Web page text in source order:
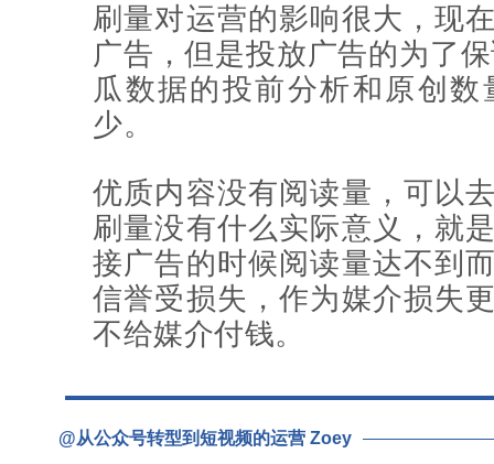
刷量对运营的影响很大，现
广告，但是投放广告的为了
瓜数据的投前分析和原创
少。
优质内容没有阅读量，可以
刷量没有什么实际意义，就
接广告的时候阅读量达不到
信誉受损失，作为媒介损失
不给媒介付钱。
@从公众号转型到短视频的运营 Zoey